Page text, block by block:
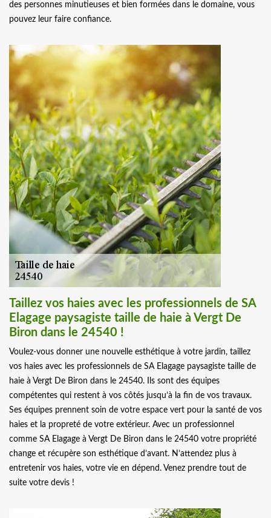
des personnes minutieuses et bien formées dans le domaine, vous
pouvez leur faire confiance.
Taillez vos haies avec les professionnels de SA
Elagage paysagiste taille de haie à Vergt De
Biron dans le 24540 !
Voulez-vous donner une nouvelle esthétique à votre jardin, taillez
vos haies avec les professionnels de SA Elagage paysagiste taille de
haie à Vergt De Biron dans le 24540. Ils sont des équipes
compétentes qui restent à vos côtés jusqu’à la fin de vos travaux.
Ses équipes prennent soin de votre espace vert pour la santé de vos
haies et la propreté de votre extérieur. Avec un professionnel
comme SA Elagage à Vergt De Biron dans le 24540 votre propriété
change et récupère son esthétique d’avant. N’attendez plus à
entretenir vos haies, votre vie en dépend. Venez prendre tout de
suite votre devis !